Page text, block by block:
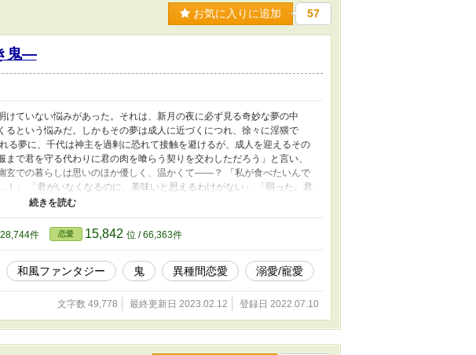
お気に入りに追加 57
鬼―
ていない悩みがあった。それは、新月の夜に必ず見る奇妙な夢の中
という悩みだ。しかもその夢は成人に近づくにつれ、徐々に淫猥で
る夢に、千代は神主を過剰に恐れて接触を避けるが、成人を迎えるその
で君を守る代わりに君の肉を喰らう契りを交わしただろう」と言い、
玄での暮らしは思いのほか優しく、温かくて――？ 「私が食べたいんで
「君がいなくなるのに、美味いと思えるわけがない」 「弱った。君
まうことの方が苦痛だ」 ――愛おしいから食べてしまいたい。愛してい
性を喰らうまでのお話。 「千代、鬼の執着を舐めるなよ」
件 恋愛 15,842 位 / 66,363件
和風ファンタジー 鬼 異種間恋愛 溺愛/寵愛
文字数 49,778 最終更新日 2023.02.12 登録日 2022.07.10